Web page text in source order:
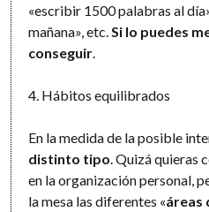
«escribir 1500 palabras al
mañana», etc. Si lo puedes
conseguir
4. Hábitos equilibrados
En la medida de la posible
distinto tipo . Quizá quieras
en la organización personal,
la mesa las diferentes «áreas